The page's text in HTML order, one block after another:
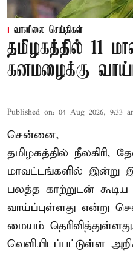
வானிலை செய்திகள்
தமிழகத்தில் 11
கனமழைக்கு
Published on: 04 Aug 2026, 9:33
சென்னை,
தமிழகத்தில் நீலகிரி,
மாவட்டங்களில் இன்று
பலத்த காற்றுடன்
வாய்ப்புள்ளது என்று
மையம்
வெளியிடப்பட்டுள்ள